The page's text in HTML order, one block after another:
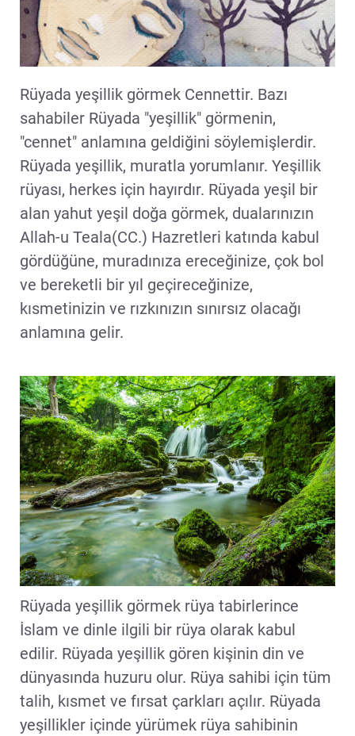
Rüyada yeşillik görmek Cennettir. Bazı
sahabiler Rüyada "yeşillik" görmenin,
"cennet" anlamına geldiğini söylemişlerdir.
Rüyada yeşillik, muratla yorumlanır. Yeşillik
rüyası, herkes için hayırdır. Rüyada yeşil bir
alan yahut yeşil doğa görmek, dualarınızın
Allah-u Teala(CC.) Hazretleri katında kabul
gördüğüne, muradınıza ereceğinize, çok bol
ve bereketli bir yıl geçireceğinize,
kısmetinizin ve rızkınızın sınırsız olacağı
anlamına gelir.
Rüyada yeşillik görmek rüya tabirlerince
İslam ve dinle ilgili bir rüya olarak kabul
edilir. Rüyada yeşillik gören kişinin din ve
dünyasında huzuru olur. Rüya sahibi için tüm
talih, kısmet ve fırsat çarkları açılır. Rüyada
yeşillikler içinde yürümek rüya sahibinin